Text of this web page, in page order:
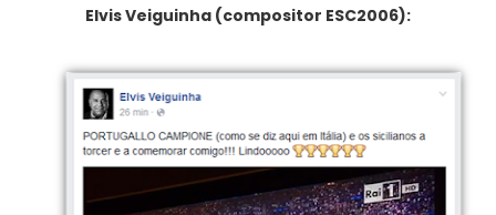
Elvis Veiguinha (compositor ESC2006):